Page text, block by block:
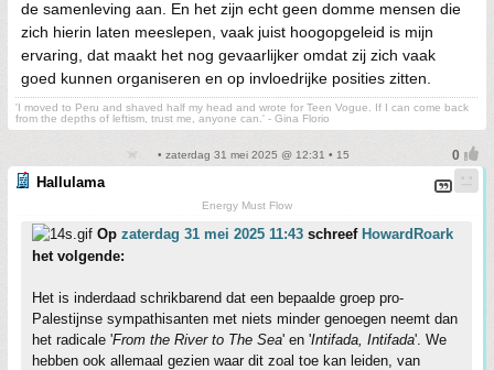
de samenleving aan. En het zijn echt geen domme mensen die
zich hierin laten meeslepen, vaak juist hoogopgeleid is mijn
ervaring, dat maakt het nog gevaarlijker omdat zij zich vaak
goed kunnen organiseren en op invloedrijke posities zitten.
'I moved to Peru and shaved half my head and wrote for Teen Vogue. If I can come back
from the depths of leftism, trust me, anyone can.' - Gina Florio
• zaterdag 31 mei 2025 @ 12:31 • 15
Hallulama
Energy Must Flow
Op zaterdag 31 mei 2025 11:43 schreef HowardRoark
het volgende:
Het is inderdaad schrikbarend dat een bepaalde groep pro-
Palestijnse sympathisanten met niets minder genoegen neemt dan
het radicale 'From the River to The Sea' en 'Intifada, Intifada'. We
hebben ook allemaal gezien waar dit zoal toe kan leiden, van